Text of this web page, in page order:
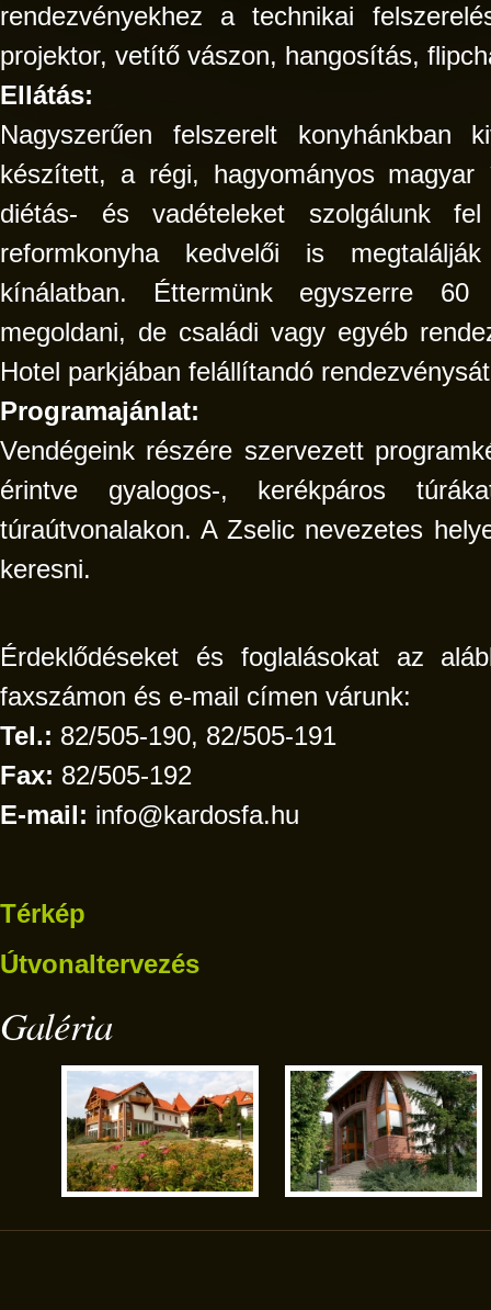
rendezvényekhez a technikai
projektor, vetítő vászon, hangosítás,
Ellátás:
Nagyszerűen felszerelt konyhánkban
készített, a régi, hagyományos magyar
diétás- és vadételeket szolgálunk
reformkonyha kedvelői is
kínálatban. Éttermünk egyszerre
megoldani, de családi vagy egyéb
Hotel parkjában felállítandó
Programajánlat:
Vendégeink részére szervezett
érintve gyalogos-, kerékpáros
túraútvonalakon. A Zselic nevezetes
keresni.
Érdeklődéseket és foglalásokat az
faxszámon és e-mail címen várunk:
Tel.: 82/505-190, 82/505-191
Fax: 82/505-192
E-mail: info@kardosfa.hu
Térkép
Útvonaltervezés
Galéria